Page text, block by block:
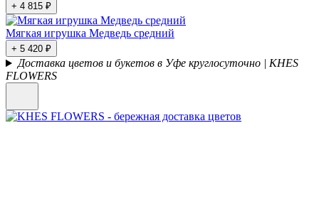
+ 4 815 ₽
Мягкая игрушка Медведь средний
+ 5 420 ₽
Доставка цветов и букетов в Уфе круглосуточно | KHES
FLOWERS